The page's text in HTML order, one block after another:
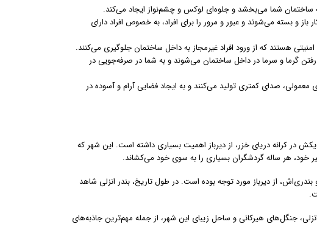
شما می‌بخشد و جلوه‌ای لوکس و چشم‌نواز ایجاد می‌کند.
و بسته می‌شوند و عبور و مرور را برای افراد، به خصوص افراد دارای
هستند که از ورود افراد غیرمجاز به داخل ساختمان جلوگیری می‌کنند.
رفتن گرما و سرما در داخل ساختمان می‌شوند و به شما در صرفه‌جویی در
صدای کمتری تولید می‌کنند و به ایجاد فضایی آرام و آسوده در
در کرانه دریای خزر، از دیرباز اهمیت بسیاری داشته است. این شهر که
خود، هر ساله گردشگران بسیاری را به سوی خود می‌کشاند.
از دیرباز مورد توجه بوده است. در طول تاریخ، بندر انزلی شاهد
جنگل‌های هیرکانی و ساحل زیبای این شهر، از جمله مهم‌ترین جاذبه‌های